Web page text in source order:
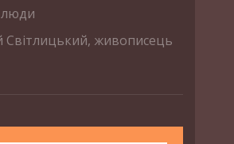
люди
Світлицький, живописець